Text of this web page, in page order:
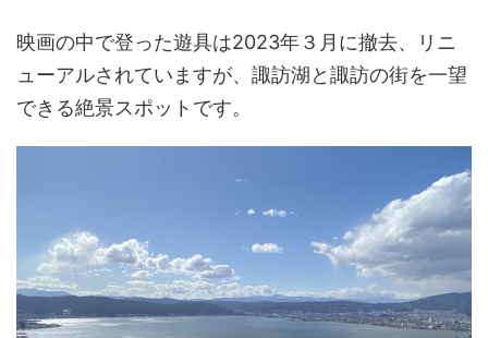
映画の中で登った遊具は2023年３月に撤去、リニ
ューアルされていますが、諏訪湖と諏訪の街を一望
できる絶景スポットです。